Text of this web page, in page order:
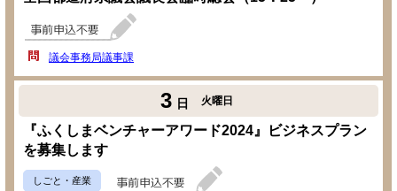
議会事務局議事課
3 日 火曜日
『ふくしまベンチャーアワード2024』ビジネスプラン
を募集します
しごと・産業